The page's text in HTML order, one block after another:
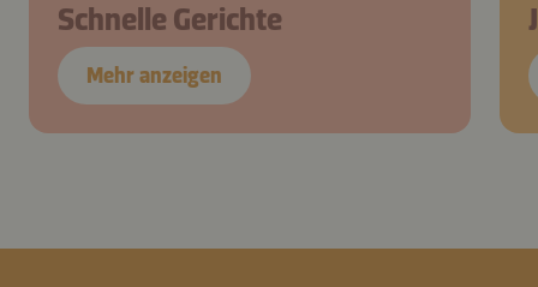
Schnelle Gerichte
Mehr anzeigen